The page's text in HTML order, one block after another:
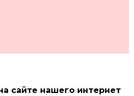
сайте нашего интернет